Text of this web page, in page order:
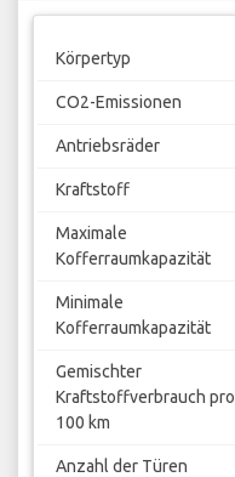
Körpertyp
CO2-Emissionen
Antriebsräder
Kraftstoff
Maximale
Kofferraumkapazität
Minimale
Kofferraumkapazität
Gemischter
Kraftstoffverbrauch pro
100 km
Anzahl der Türen